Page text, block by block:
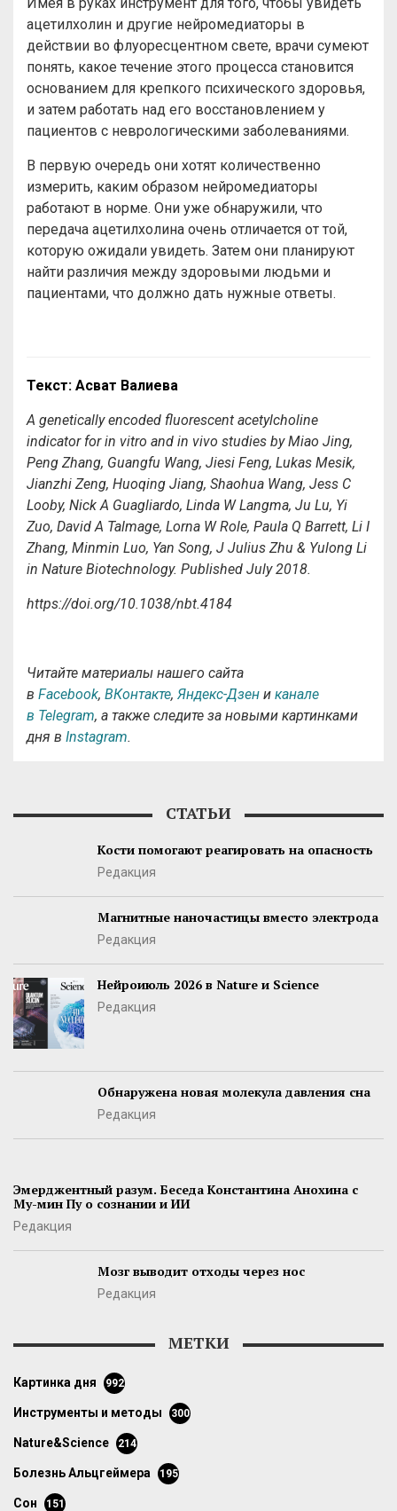
ацетилхолин и другие нейромедиаторы в
действии во флуоресцентном свете, врачи сумеют
понять, какое течение этого процесса становится
основанием для крепкого психического здоровья,
и затем работать над его восстановлением у
пациентов с неврологическими заболеваниями.
В первую очередь они хотят количественно
измерить, каким образом нейромедиаторы
работают в норме. Они уже обнаружили, что
передача ацетилхолина очень отличается от той,
которую ожидали увидеть. Затем они планируют
найти различия между здоровыми людьми и
пациентами, что должно дать нужные ответы.
Текст: Асват Валиева
A genetically encoded fluorescent acetylcholine
indicator for in vitro and in vivo studies by Miao Jing,
Peng Zhang, Guangfu Wang, Jiesi Feng, Lukas Mesik,
Jianzhi Zeng, Huoqing Jiang, Shaohua Wang, Jess C
Looby, Nick A Guagliardo, Linda W Langma, Ju Lu, Yi
Zuo, David A Talmage, Lorna W Role, Paula Q Barrett, Li I
Zhang, Minmin Luo, Yan Song, J Julius Zhu & Yulong Li
in Nature Biotechnology. Published July 2018.
https://doi.org/10.1038/nbt.4184
Читайте материалы нашего сайта
в Facebook, ВКонтакте, Яндекс-Дзен и канале
в Telegram, а также следите за новыми картинками
дня в Instagram.
СТАТЬИ
Кости помогают реагировать на опасность
Редакция
Магнитные наночастицы вместо электрода
Редакция
Нейроиюль 2026 в Nature и Science
Редакция
Обнаружена новая молекула давления сна
Редакция
Эмерджентный разум. Беседа Константина Анохина с
Му-мин Пу о сознании и ИИ
Редакция
Мозг выводит отходы через нос
Редакция
МЕТКИ
картинка дня 992
инструменты и методы 300
Nature&Science 214
болезнь Альцгеймера 195
сон 151